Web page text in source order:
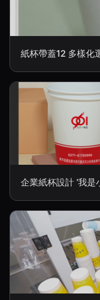
紙杯帶蓋12 多樣化
企業紙杯設計 ‘我